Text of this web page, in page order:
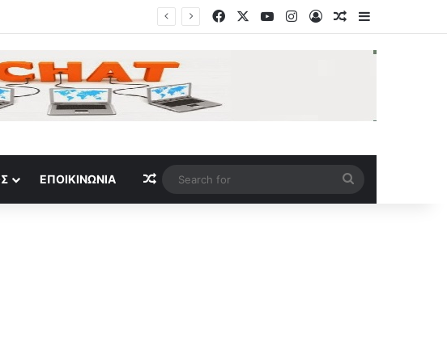
FacebookYouTubeInstagram
Log InRandom Article
Sidebar
ΕΠΟΙΚΙΝΩΝΊΑ Random Article
for